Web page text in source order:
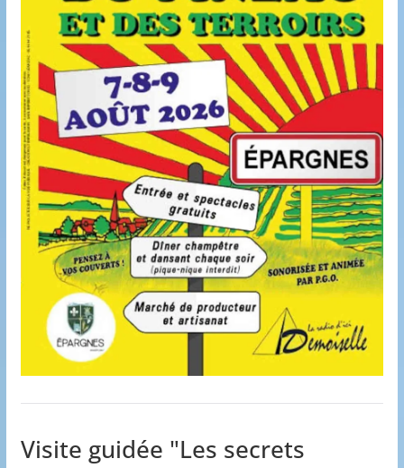
Visite guidée "Les secrets